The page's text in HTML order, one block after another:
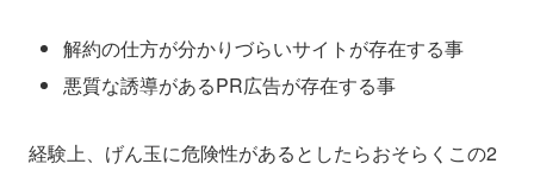
解約の仕方が分かりづらいサイトが存在する事
悪質な誘導があるPR広告が存在する事
経験上、げん玉に危険性があるとしたらおそらくこの2